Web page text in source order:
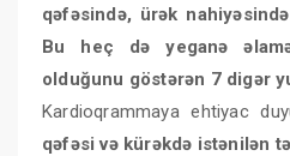
qəfəsində, ürək
Bu heç də yeganə
olduğunu göstərən 7 digər
Kardioqrammaya ehtiyac
qəfəsi və kürəkdə istənilən